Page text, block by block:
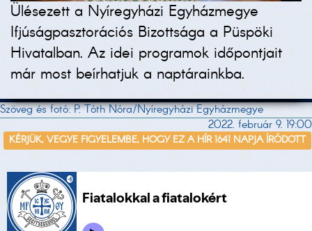
Ülésezett a Nyíregyházi Egyházmegye
Ifjúságpasztorációs Bizottsága a Püspöki
Hivatalban. Az idei programok időpontjait
már most beírhatjuk a naptárainkba.
Szöveg és fotó: P. Tóth Nóra/Nyíregyházi Egyházmegye
2022. február 9. 19:00
KÉRJÜK, VEGYE FIGYELEMBE, HOGY EZ A HÍR 1641 NAPJA ÍRÓDOTT